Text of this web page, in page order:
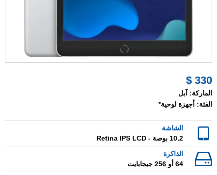
330 $
الماركة: آبل
الفئة: أجهزة لوحية*
الشاشة
10.2 بوصة - Retina IPS LCD
الذاكرة
64 أو 256 جيجابايت